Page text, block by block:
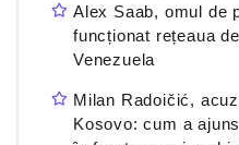
Alex Saab, omul de
funcționat rețeaua
Venezuela
Milan Radoičić,
Kosovo: cum a